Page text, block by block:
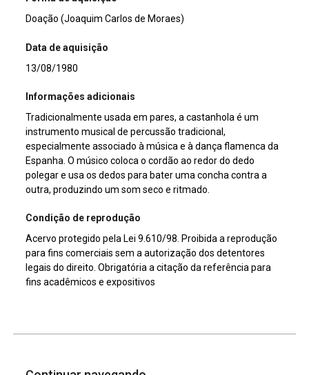
Doação (Joaquim Carlos de Moraes)
Data de aquisição
13/08/1980
Informações adicionais
Tradicionalmente usada em pares, a castanhola é um
instrumento musical de percussão tradicional,
especialmente associado à música e à dança flamenca da
Espanha. O músico coloca o cordão ao redor do dedo
polegar e usa os dedos para bater uma concha contra a
outra, produzindo um som seco e ritmado.
Condição de reprodução
Acervo protegido pela Lei 9.610/98. Proibida a reprodução
para fins comerciais sem a autorização dos detentores
legais do direito. Obrigatória a citação da referência para
fins acadêmicos e expositivos